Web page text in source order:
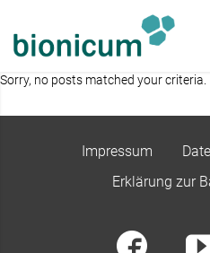
Sorry, no posts matched your criteria.
Impressum
Erklärung zur